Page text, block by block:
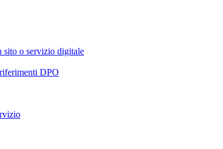
sito o servizio digitale
DPO